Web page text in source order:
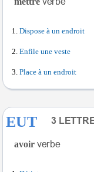
Dispose à un endroit
Enfile une veste
Place à un endroit
EUT
avoir